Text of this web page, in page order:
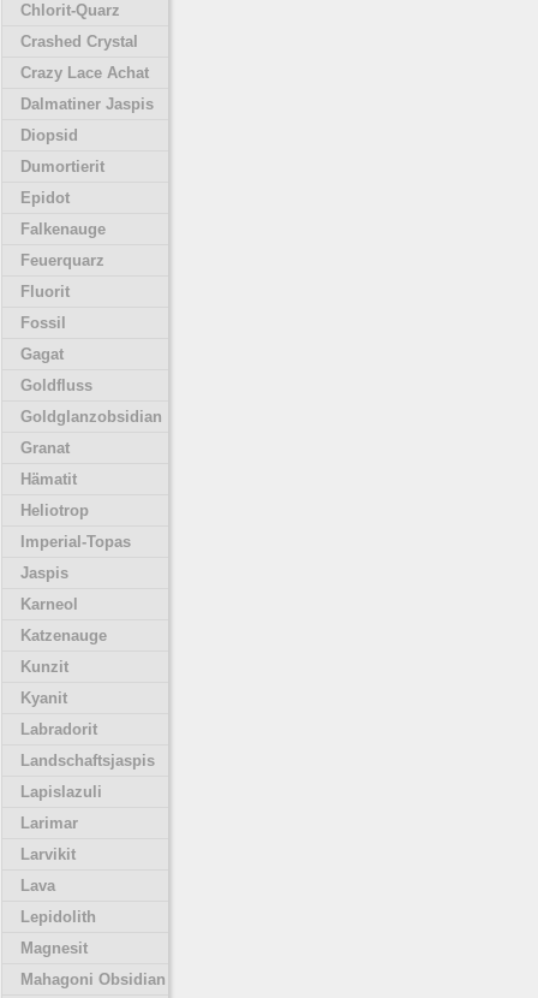
Chlorit-Quarz
Crashed Crystal
Crazy Lace Achat
Dalmatiner Jaspis
Diopsid
Dumortierit
Epidot
Falkenauge
Feuerquarz
Fluorit
Fossil
Gagat
Goldfluss
Goldglanzobsidian
Granat
Hämatit
Heliotrop
Imperial-Topas
Jaspis
Karneol
Katzenauge
Kunzit
Kyanit
Labradorit
Landschaftsjaspis
Lapislazuli
Larimar
Larvikit
Lava
Lepidolith
Magnesit
Mahagoni Obsidian